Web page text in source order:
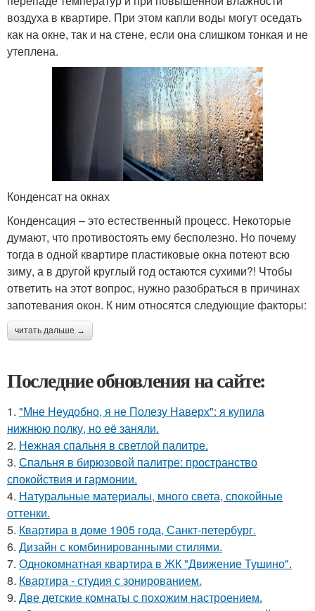
воздуха в квартире. При этом капли воды могут оседать
как на окне, так и на стене, если она слишком тонкая и не
утеплена.
Конденсат на окнах
Конденсация – это естественный процесс. Некоторые
думают, что противостоять ему бесполезно. Но почему
тогда в одной квартире пластиковые окна потеют всю
зиму, а в другой круглый год остаются сухими?! Чтобы
ответить на этот вопрос, нужно разобраться в причинах
запотевания окон. К ним относятся следующие факторы:
читать дальше →
Последние обновления на сайте:
1. "Мне Неудобно, я не Полезу Наверх": я купила
нижнюю полку, но её заняли.
2. Нежная спальня в светлой палитре.
3. Спальня в бирюзовой палитре: пространство
спокойствия и гармонии.
4. Натуральные материалы, много света, спокойные
оттенки.
5. Квартира в доме 1905 года, Санкт-петербург.
6. Дизайн с комбинированными стилями.
7. Однокомнатная квартира в ЖК "Движение Тушино".
8. Квартира - студия с зонированием.
9. Две детские комнаты с похожим настроением.